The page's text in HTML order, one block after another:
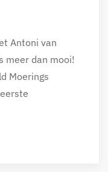
Antoni van
meer dan mooi!
Moerings